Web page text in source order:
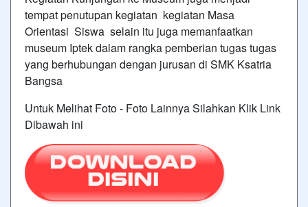
tempat penutupan kegiatan kegiatan Masa
Orientasi Siswa selain itu juga memanfaatkan
museum Iptek dalam rangka pemberian tugas tugas
yang berhubungan dengan jurusan di SMK Ksatria
Bangsa
Untuk Melihat Foto - Foto Lainnya Silahkan Klik Link
Dibawah ini